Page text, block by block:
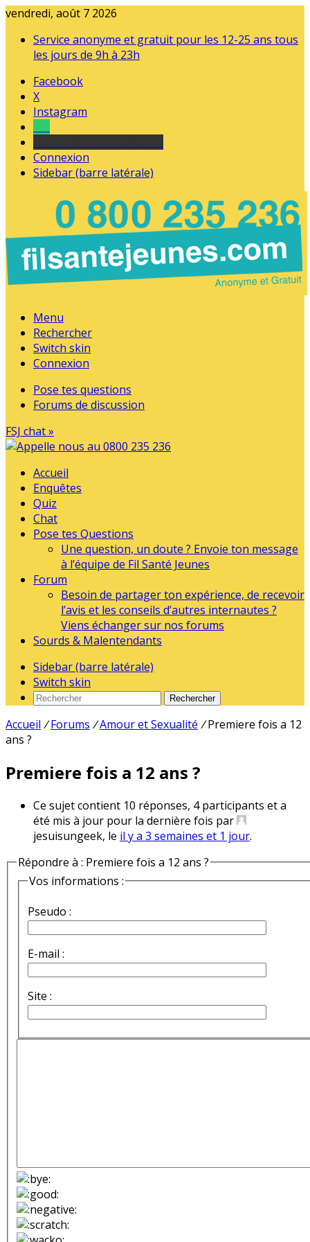
vendredi, août 7 2026
Service anonyme et gratuit pour les 12-25 ans tous
les jours de 9h à 23h
Facebook
X
Instagram
Connexion
Sidebar (barre latérale)
Menu
Rechercher
Switch skin
Connexion
Pose tes questions
Forums de discussion
FSJ chat »
Accueil
Enquêtes
Quiz
Chat
Pose tes Questions
Une question, un doute ? Envoie ton message
à l’équipe de Fil Santé Jeunes
Forum
Besoin de partager ton expérience, de recevoir
l’avis et les conseils d’autres internautes ?
Viens échanger sur nos forums
Sourds & Malentendants
Sidebar (barre latérale)
Switch skin
Rechercher
Accueil / Forums /Amour et Sexualité / Premiere fois a 12
ans ?
Premiere fois a 12 ans ?
Ce sujet contient 10 réponses, 4 participants et a
été mis à jour pour la dernière fois par
jesuisungeek, le il y a 3 semaines et 1 jour.
Répondre à : Premiere fois a 12 ans ?
Vos informations :
Pseudo :
E-mail :
Site :